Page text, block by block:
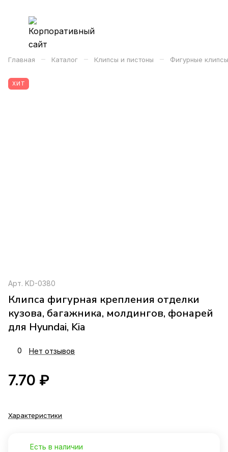
Главная – Каталог – Клипсы и пистоны – Фигурные
ХИТ
Арт. KD-0380
Клипса фигурная крепления отделки
кузова, багажника, молдингов, фонарей
для Hyundai, Kia
0 Нет отзывов
7.70 ₽
Характеристики
Есть в наличии